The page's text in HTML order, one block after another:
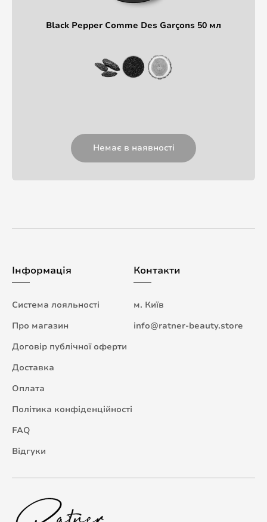
Black Pepper Comme Des Garçons 50 мл
Немає в наявності
Інформація
Система лояльності
Про магазин
Договір публічної оферти
Доставка
Оплата
Політика конфіденційності
FAQ
Відгуки
Контакти
м. Київ
info@ratner-beauty.store